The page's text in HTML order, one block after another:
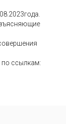
ссылкам: